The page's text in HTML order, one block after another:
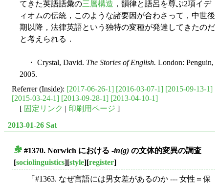
てきた英語語彙の三層構造 ，韻律と語呂を尊ぶ2項イデ
ィオムの伝統，このような諸要因が合わさって，中世後
期以降，法律英語という独特の変種が発達してきたのだ
と考えられる．
・ Crystal, David. The Stories of English. London: Penguin,
2005.
Referrer (Inside): [2017-06-26-1] [2016-03-07-1] [2015-09-13-1]
[2015-03-24-1] [2013-09-28-1] [2013-04-10-1]
[ 固定リンク | 印刷用ページ ]
2013-01-26 Sat
#1370. Norwich における -in(g) の文体的変異の調査
[sociolinguistics][style][register]
「#1363. なぜ言語には男女差があるのか --- 女性＝保